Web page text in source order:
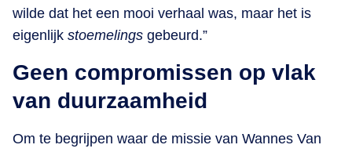
wilde dat het een mooi verhaal was, maar het is
eigenlijk stoemelings gebeurd.”
Geen compromissen op vlak
van duurzaamheid
Om te begrijpen waar de missie van Wannes Van